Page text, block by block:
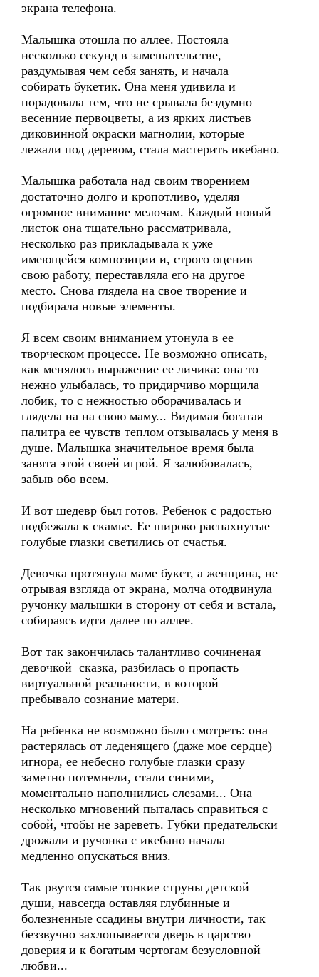
экрана телефона.
Малышка отошла по аллее. Постояла
несколько секунд в замешательстве,
раздумывая чем себя занять, и начала
собирать букетик. Она меня удивила и
порадовала тем, что не срывала бездумно
весенние первоцветы, а из ярких листьев
диковинной окраски магнолии, которые
лежали под деревом, стала мастерить икебано.
Малышка работала над своим творением
достаточно долго и кропотливо, уделяя
огромное внимание мелочам. Каждый новый
листок она тщательно рассматривала,
несколько раз прикладывала к уже
имеющейся композиции и, строго оценив
свою работу, переставляла его на другое
место. Снова глядела на свое творение и
подбирала новые элементы.
Я всем своим вниманием утонула в ее
творческом процессе. Не возможно описать,
как менялось выражение ее личика: она то
нежно улыбалась, то придирчиво морщила
лобик, то с нежностью оборачивалась и
глядела на на свою маму... Видимая богатая
палитра ее чувств теплом отзывалась у меня в
душе. Малышка значительное время была
занята этой своей игрой. Я залюбовалась,
забыв обо всем.
И вот шедевр был готов. Ребенок с радостью
подбежала к скамье. Ее широко распахнутые
голубые глазки светились от счастья.
Девочка протянула маме букет, а женщина, не
отрывая взгляда от экрана, молча отодвинула
ручонку малышки в сторону от себя и встала,
собираясь идти далее по аллее.
Вот так закончилась талантливо сочиненая
девочкой сказка, разбилась о пропасть
виртуальной реальности, в которой
пребывало сознание матери.
На ребенка не возможно было смотреть: она
растерялась от леденящего (даже мое сердце)
игнора, ее небесно голубые глазки сразу
заметно потемнели, стали синими,
моментально наполнились слезами... Она
несколько мгновений пыталась справиться с
собой, чтобы не зареветь. Губки предательски
дрожали и ручонка с икебано начала
медленно опускаться вниз.
Так рвутся самые тонкие струны детской
души, навсегда оставляя глубинные и
болезненные ссадины внутри личности, так
беззвучно захлопывается дверь в царство
доверия и к богатым чертогам безусловной
любви...